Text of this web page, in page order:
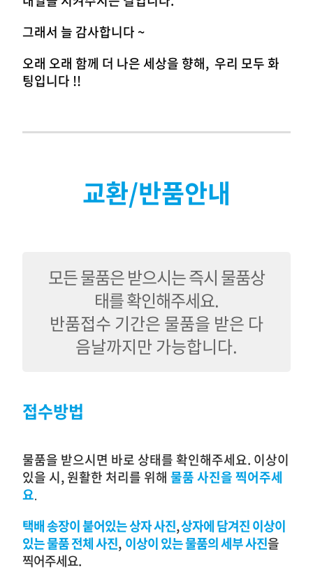
그래서 늘 감사합니다 ~
오래 오래 함께 더 나은 세상을 향해, 우리 모두 화
팅입니다 !!
교환/반품안내
모든 물품은 받으시는 즉시 물품상
태를 확인해주세요.
반품접수 기간은 물품을 받은 다
음날까지만 가능합니다.
접수방법
물품을 받으시면 바로 상태를 확인해주세요. 이상이
있을 시, 원활한 처리를 위해물품 사진을 찍어주세
요.
택배 송장이 붙어있는 상자사진,상자에 담겨진 이상이
있는 물품전체사진, 이상이 있는 물품의 세부 사진을
찍어주세요.